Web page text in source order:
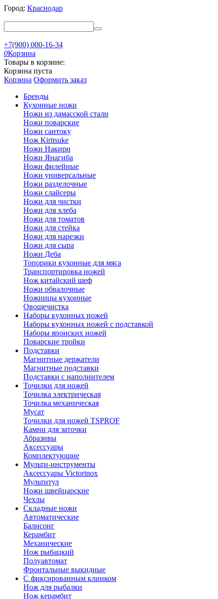
Город: Краснодар
+7(900) 000-16-34
0Корзина
Товары в корзине:
Корзина пуста
Корзина Оформить заказ
Бренды
Кухонные ножи
Ножи из дамасской стали
Ножи поварские
Ножи сантоку
Нож Kiritsuke
Ножи Накири
Ножи Янагиба
Ножи филейные
Ножи универсальные
Ножи разделочные
Ножи слайсеры
Ножи для чистки
Ножи для хлеба
Ножи для томатов
Ножи для стейка
Ножи для нарезки
Ножи для сыра
Ножи Деба
Топорики кухонные для мяса
Транспортировка ножей
Нож китайский шеф
Ножи обвалочные
Ножницы кухонные
Овощечистка
Наборы кухонных ножей
Наборы кухонных ножей с подставкой
Наборы японских ножей
Поварские тройки
Подставки
Магнитные держатели
Магнитные подставки
Подставки с наполнителем
Точилки для ножей
Точилка электрическая
Точилка механическая
Мусат
Точилки для ножей TSPROF
Камни для заточки
Абразивы
Аксессуары
Комплектующие
Мульти-инструменты
Аксессуары Victorinox
Мультитул
Ножи швейцарские
Чехлы
Складные ножи
Автоматические
Балисонг
Керамбит
Механические
Нож рыбацкий
Полуавтомат
Фронтальные выкидные
С фиксированным клинком
Нож для рыбалки
Нож керамбит